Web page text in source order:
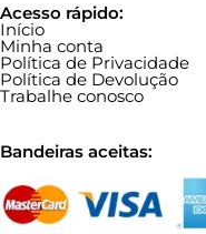
Acesso rápido:
Início
Minha conta
Política de Privacidade
Política de Devolução
Trabalhe conosco
Bandeiras aceitas: